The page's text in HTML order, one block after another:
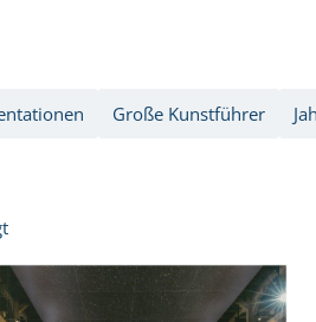
Große Kunstführer